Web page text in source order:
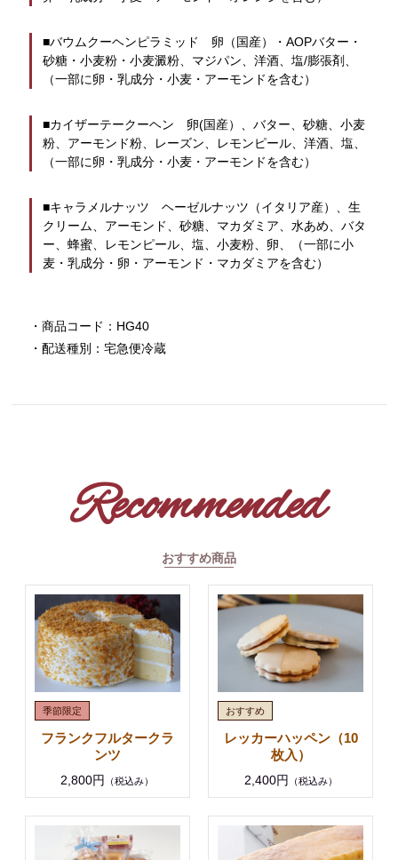
■バウムクーヘンピラミッド　卵（国産）・AOPバター・
砂糖・小麦粉・小麦澱粉、マジパン、洋酒、塩/膨張剤、
（一部に卵・乳成分・小麦・アーモンドを含む）
■カイザーテークーヘン　卵(国産）、バター、砂糖、小麦
粉、アーモンド粉、レーズン、レモンピール、洋酒、塩、
（一部に卵・乳成分・小麦・アーモンドを含む）
■キャラメルナッツ　ヘーゼルナッツ（イタリア産）、生
クリーム、アーモンド、砂糖、マカダミア、水あめ、バタ
ー、蜂蜜、レモンピール、塩、小麦粉、卵、（一部に小
麦・乳成分・卵・アーモンド・マカダミアを含む）
・商品コード：HG40
・配送種別：宅急便冷蔵
Recommended
おすすめ商品
フランクフルタークラ
ンツ
2,800円 （税込み）
レッカーハッペン（10
枚入）
2,400円 （税込み）